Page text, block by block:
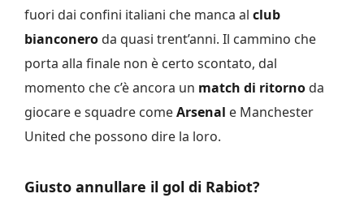
fuori dai confini italiani che manca al club
bianconero da quasi trent’anni. Il cammino che
porta alla finale non è certo scontato, dal
momento che c’è ancora un match di ritorno da
giocare e squadre comeArsenal e Manchester
United che possono dire la loro.
Giusto annullare il gol di Rabiot?